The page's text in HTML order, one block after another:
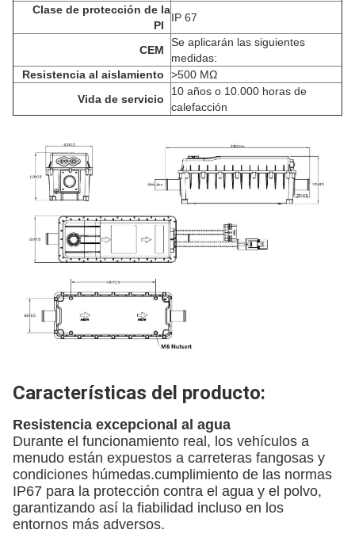
Clase de protección de la
PI
IP 67
CEM
Se aplicarán las siguientes
medidas:
Resistencia al aislamiento
>500 MΩ
Vida de servicio
10 años o 10.000 horas de
calefacción
Características del producto:
Resistencia excepcional al agua
Durante el funcionamiento real, los vehículos a
menudo están expuestos a carreteras fangosas y
condiciones húmedas.cumplimiento de las normas
IP67 para la protección contra el agua y el polvo,
garantizando así la fiabilidad incluso en los
entornos más adversos.